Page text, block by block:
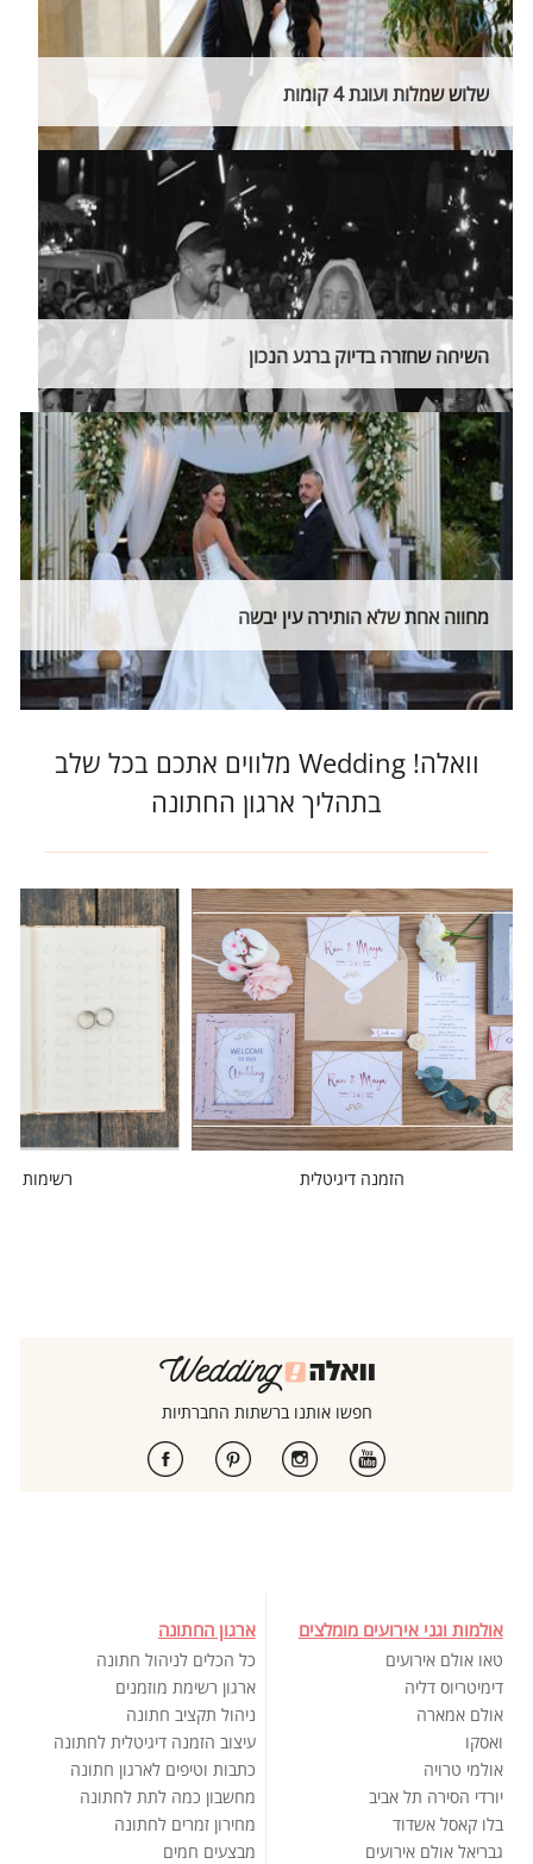
שלוש שמלות ועוגת 4 קומות
השיחה שחזרה בדיוק ברגע הנכון
מחווה אחת שלא הותירה עין יבשה
וואלה! Wedding מלווים אתכם בכל שלב
בתהליך ארגון החתונה
הזמנה דיגיטלית רשימות
חפשו אותנו ברשתות החברתיות
אולמות וגני אירועים מומלצים
טאו אולם אירועים
דימיטריוס דליה
אולם אמארה
ואסקו
אולמי טרויה
יורדי הסירה תל אביב
בלו קאסל אשדוד
גבריאל אולם אירועים
ארגון החתונה
כל הכלים לניהול חתונה
ארגון רשימת מוזמנים
ניהול תקציב חתונה
עיצוב הזמנה דיגיטלית לחתונה
כתבות וטיפים לארגון חתונה
מחשבון כמה לתת לחתונה
מחירון זמרים לחתונה
מבצעים חמים